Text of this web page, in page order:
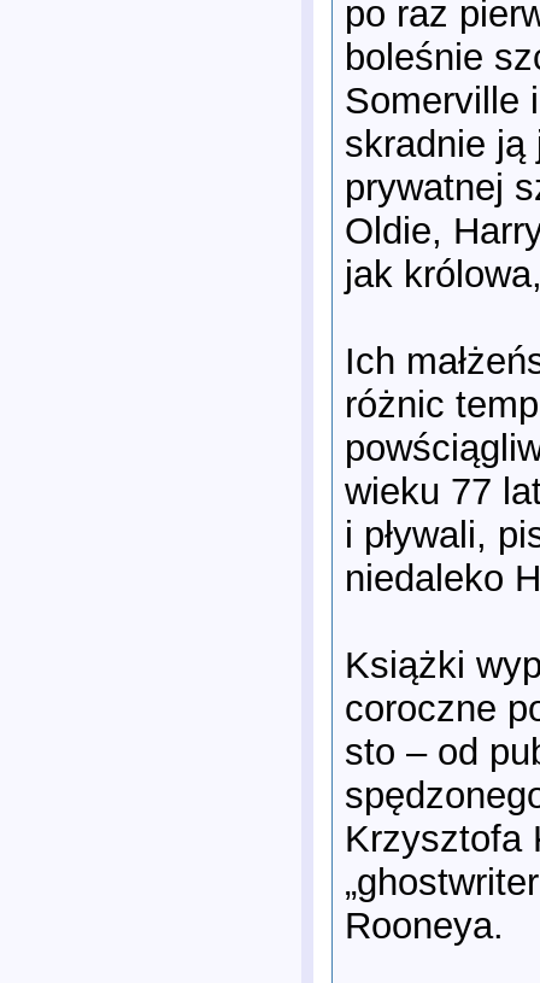
po raz
boleśnie
Somerville
skradnie ją
prywatnej
Oldie,
jak
Ich
różnic
wieku 77
i pływali,
niedaleko
Książki
coroczne
sto – od
Krzysztofa
Rooneya.